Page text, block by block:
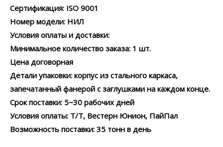
Сертификация: ISO 9001
Номер модели: НИЛ
Условия оплаты и доставки:
Минимальное количество заказа: 1 шт.
Цена договорная
Детали упаковки: корпус из стального каркаса,
запечатанный фанерой с заглушками на каждом конце.
Срок поставки: 5~30 рабочих дней
Условия оплаты: Т/Т, Вестерн Юнион, ПайПал
Возможность поставки: 35 тонн в день